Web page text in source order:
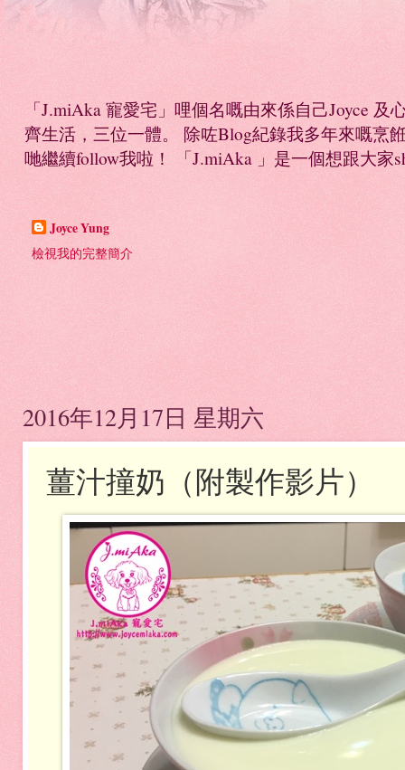
「J.miAka 寵愛宅」哩個名嘅由來係自己Joyce
齊生活，三位一體。 除咗Blog紀錄我多年來嘅烹
哋繼續follow我啦！ 「J.miAka 」是一個想跟大家
Joyce Yung
檢視我的完整簡介
2016年12月17日 星期六
薑汁撞奶（附製作影片）